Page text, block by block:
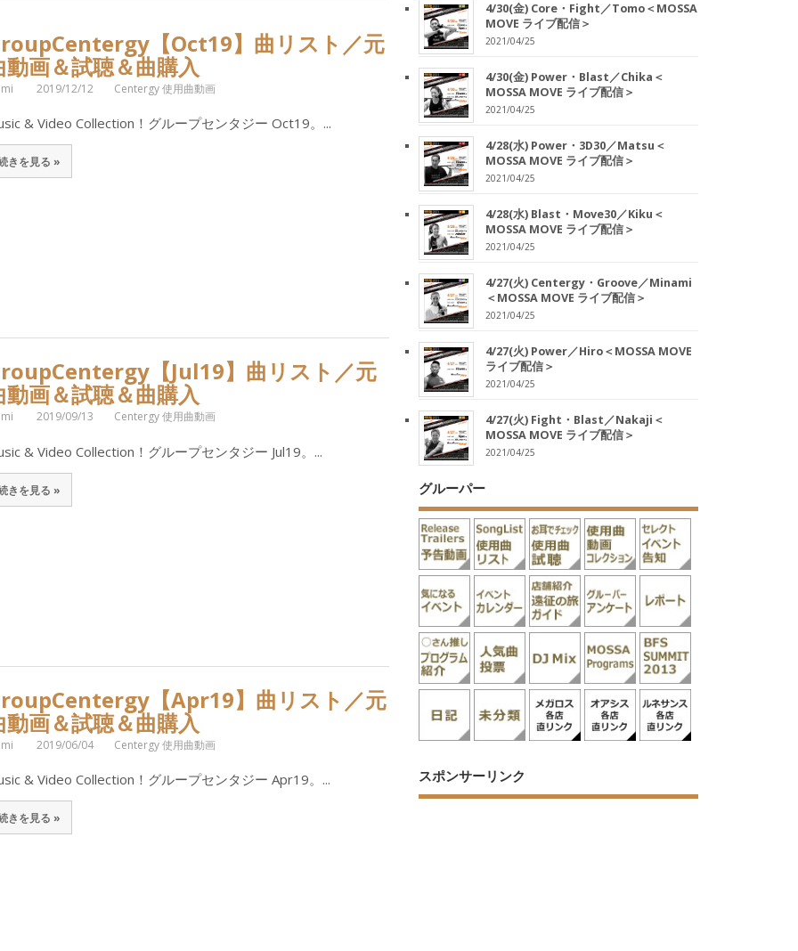
【Oct19】曲リスト／元
動画＆試聴＆曲購入
2019/12/12 Centergy 使用曲動画
& Video Collection！グループセンタジー Oct19。...
きを見る »
【Jul19】曲リスト／元
動画＆試聴＆曲購入
2019/09/13 Centergy 使用曲動画
& Video Collection！グループセンタジー Jul19。...
きを見る »
【Apr19】曲リスト／元
動画＆試聴＆曲購入
2019/06/04 Centergy 使用曲動画
& Video Collection！グループセンタジー Apr19。...
きを見る »
4/30(金) Core・Fight／Tomo＜MOSSA
MOVE ライブ配信＞
2021/04/25
4/30(金) Power・Blast／Chika＜
MOSSA MOVE ライブ配信＞
2021/04/25
4/28(水) Power・3D30／Matsu＜
MOSSA MOVE ライブ配信＞
2021/04/25
4/28(水) Blast・Move30／Kiku＜
MOSSA MOVE ライブ配信＞
2021/04/25
4/27(火) Centergy・Groove／Minami
＜MOSSA MOVE ライブ配信＞
2021/04/25
4/27(火) Power／Hiro＜MOSSA MOVE
ライブ配信＞
2021/04/25
4/27(火) Fight・Blast／Nakaji＜
MOSSA MOVE ライブ配信＞
2021/04/25
グルーパー
スポンサーリンク